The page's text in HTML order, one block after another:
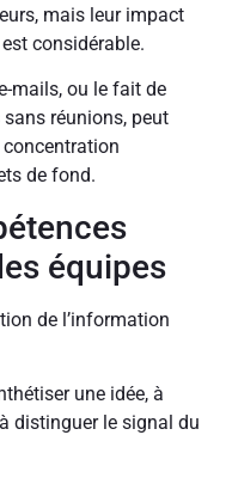
mais leur impact
considérable.
mails, ou le fait de
réunions, peut
de fond.
équipes
de l’information
une idée, à
distinguer le signal du